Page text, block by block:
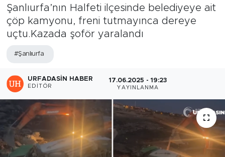
Şanlıurfa’nın Halfeti ilçesinde belediyeye ait
çöp kamyonu, freni tutmayınca dereye
uçtu.Kazada şoför yaralandı
#Şanlıurfa
URFADASIN HABER
EDITÖR
17.06.2025 - 19:23
YAYINLANMA
OTOMOBİL
Haber Arşivi